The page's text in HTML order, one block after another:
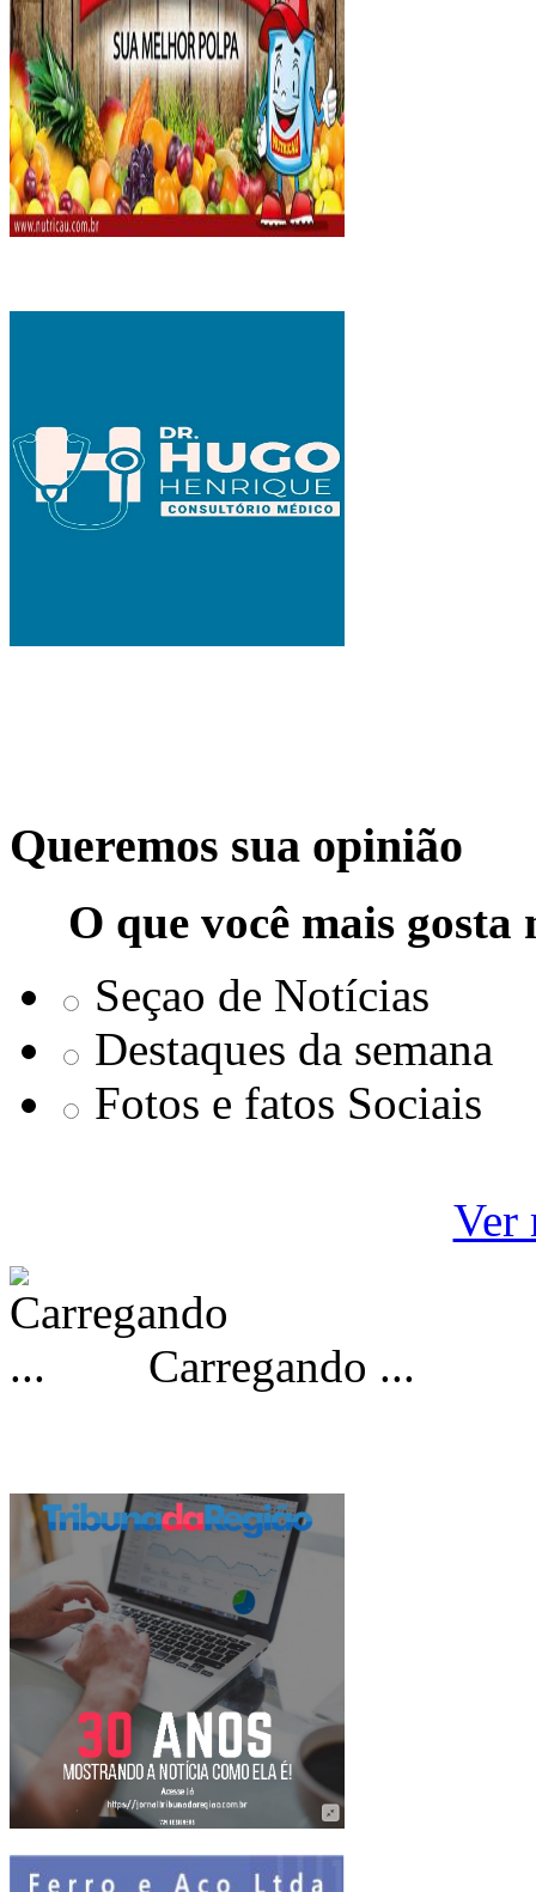
Queremos sua opinião
O que você mais
Seçao de Notícias
Destaques da semana
Fotos e fatos Sociais
Ver
Carregando ...